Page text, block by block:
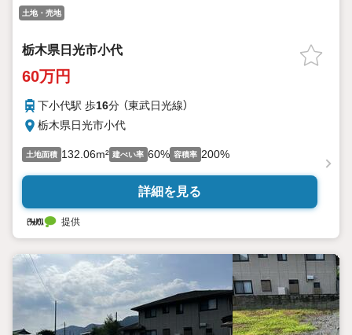
土地・売地
栃木県日光市小代
60万円
下小代駅 歩16分 （東武日光線）
栃木県日光市小代
土地面積 132.06m² 建ぺい率 60% 容積率 200%
詳細を見る
提供